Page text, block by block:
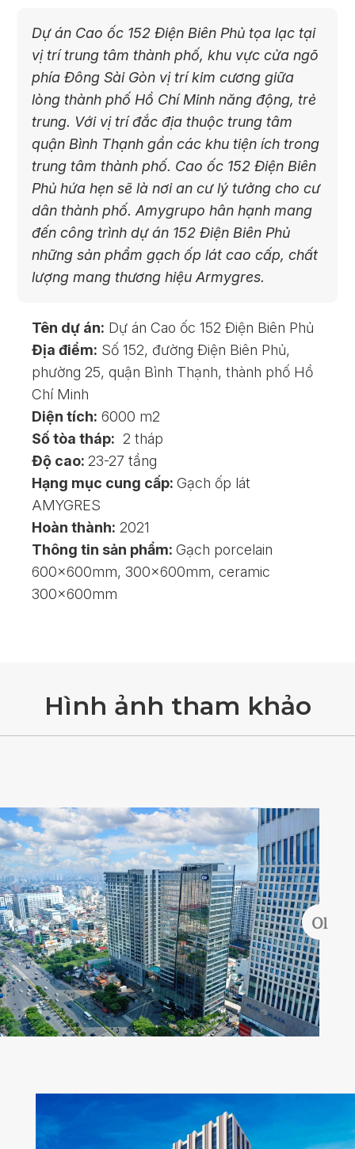
Dự án Cao ốc 152 Điện Biên Phủ tọa lạc tại
vị trí trung tâm thành phố, khu vực cửa ngõ
phía Đông Sài Gòn vị trí kim cương giữa
lòng thành phố Hồ Chí Minh năng động, trẻ
trung. Với vị trí đắc địa thuộc trung tâm
quận Bình Thạnh gần các khu tiện ích trong
trung tâm thành phố. Cao ốc 152 Điện Biên
Phủ hứa hẹn sẽ là nơi an cư lý tưởng cho cư
dân thành phố. Amygrupo hân hạnh mang
đến công trình dự án 152 Điện Biên Phủ
những sản phẩm gạch ốp lát cao cấp, chất
lượng mang thương hiệu Armygres.
Tên dự án: Dự án Cao ốc 152 Điện Biên Phủ
Địa điểm: Số 152, đường Điện Biên Phủ,
phường 25, quận Bình Thạnh, thành phố Hồ
Chí Minh
Diện tích: 6000 m2
Số tòa tháp: 2 tháp
Độ cao: 23-27 tầng
Hạng mục cung cấp:Gạch ốp lát
AMYGRES
Hoàn thành: 2021
Thông tin sản phẩm:Gạch porcelain
600x600mm, 300x600mm, ceramic
300x600mm
Hình ảnh tham khảo
Quên mật khẩu?
ĐĂNG KÝ